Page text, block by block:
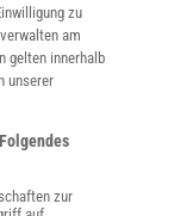
zu
am
gelten innerhalb
unserer
zur